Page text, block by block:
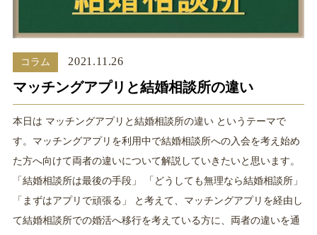
コラム 2021.11.26
マッチングアプリと結婚相談所の違い
本日は マッチングアプリと結婚相談所の違い というテーマで
す。マッチングアプリを利用中で結婚相談所への入会を考え始め
た方へ向けて両者の違いについて解説していきたいと思います。
「結婚相談所は最後の手段」 「どうしても無理なら結婚相談所」
「まずはアプリで頑張る」 と考えて、マッチングアプリを経由し
て結婚相談所での婚活へ移行を考えている方に、両者の違いを通